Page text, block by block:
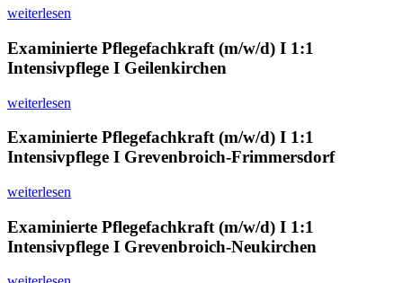
weiterlesen
Examinierte Pflegefachkraft (m/w/d) I 1:1
Intensivpflege I Geilenkirchen
weiterlesen
Examinierte Pflegefachkraft (m/w/d) I 1:1
Intensivpflege I Grevenbroich-Frimmersdorf
weiterlesen
Examinierte Pflegefachkraft (m/w/d) I 1:1
Intensivpflege I Grevenbroich-Neukirchen